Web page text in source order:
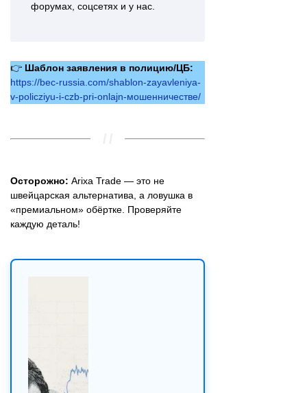
форумах, соцсетях и у нас.
👉 Шаблон заявления в полицию/ЦБ:
https://bec-russia.com/shablon-zayavleniya-
v-policziyu-i-czb-pri-onlajn-мошенничестве/
Осторожно: Arixa Trade — это не
швейцарская альтернатива, а ловушка в
«премиальном» обёртке. Проверяйте
каждую деталь!